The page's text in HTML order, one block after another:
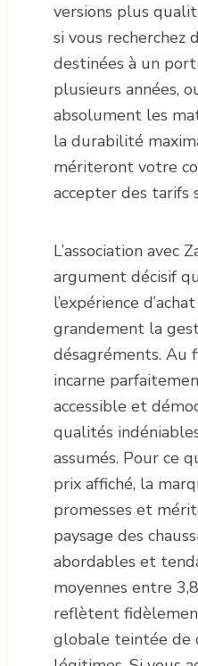
versions plus
si vous recherchez
destinées à un
plusieurs années,
absolument les
la durabilité
mériteront votre
accepter des tarifs
L’association avec
argument décisif
l’expérience
grandement la
désagréments. Au
incarne
accessible et
qualités
assumés. Pour ce
prix affiché, la
promesses et
paysage des
abordables et
moyennes entre
reflètent
globale teintée de